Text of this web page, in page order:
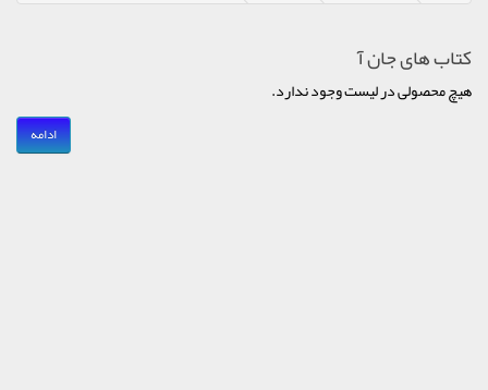
کتاب های جان آ
هیچ محصولی در لیست وجود ندارد.
ادامه